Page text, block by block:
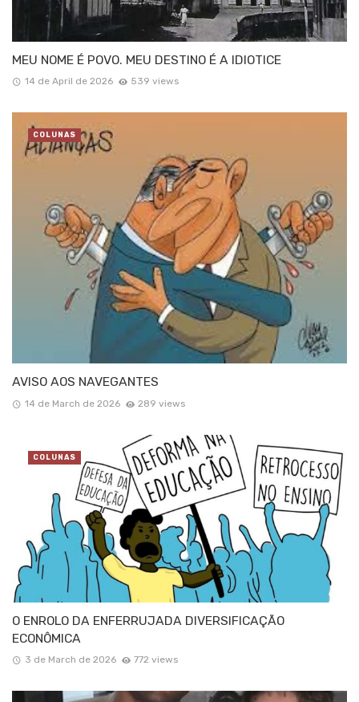
MEU NOME É POVO. MEU DESTINO É A IDIOTICE
14 de April de 2026 539 views
AVISO AOS NAVEGANTES
14 de March de 2026 289 views
COLUNAS
O ENROLO DA ENFERRUJADA DIVERSIFICAÇÃO
ECONÔMICA
3 de March de 2026 772 views
COLUNAS